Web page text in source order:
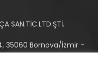
SAN.TİC.LTD.ŞTİ.
35060 Bornova/İzmir -